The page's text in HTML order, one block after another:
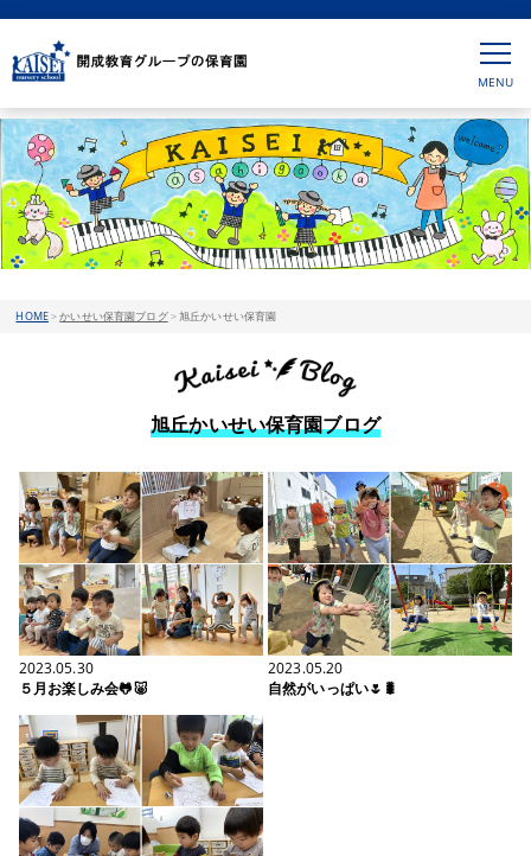
HOME>かいせい保育園ブログ>旭丘かいせい保育園
旭丘かいせい保育園ブログ
2023.05.30
５月お楽しみ会🐸🐷
2023.05.20
自然がいっぱい🌷🐛